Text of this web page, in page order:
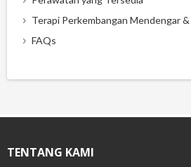
Terapi Perkembangan Mendengar
FAQs
TENTANG KAMI